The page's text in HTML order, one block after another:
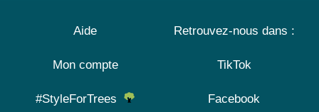
Aide
Mon compte
#StyleForTrees
Retrouvez-nous dans :
TikTok
Facebook